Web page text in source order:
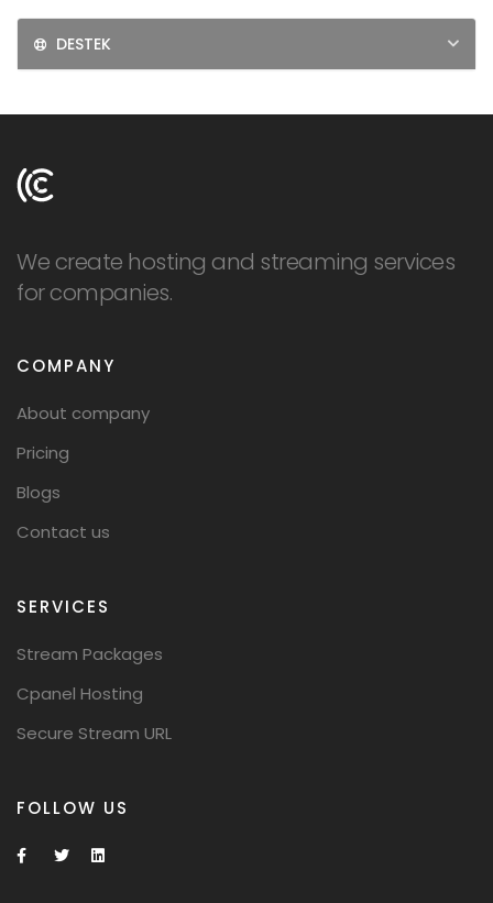
DESTEK
We create hosting and streaming services
for companies.
COMPANY
About company
Pricing
Blogs
Contact us
SERVICES
Stream Packages
Cpanel Hosting
Secure Stream URL
FOLLOW US